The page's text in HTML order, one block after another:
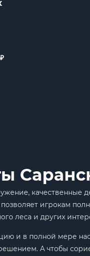
₽
качественные
игрокам
леса и других
и в полной мере
А чтобы